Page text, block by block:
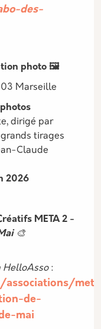
des-
photo 🖼️
Marseille
dirigé par
tirages
Claude
2026
META 2 -
🎨
HelloAsso :
associations/
de-
mai